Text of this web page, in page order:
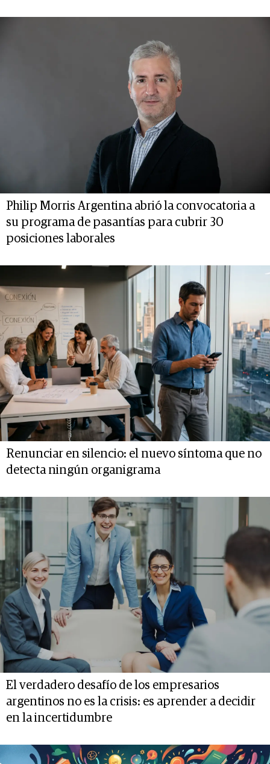
Philip Morris Argentina abrió la convocatoria a
su programa de pasantías para cubrir 30
posiciones laborales
Renunciar en silencio: el nuevo síntoma que no
detecta ningún organigrama
El verdadero desafío de los empresarios
argentinos no es la crisis: es aprender a decidir
en la incertidumbre